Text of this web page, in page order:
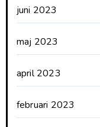
juni 2023
maj 2023
april 2023
februari 2023